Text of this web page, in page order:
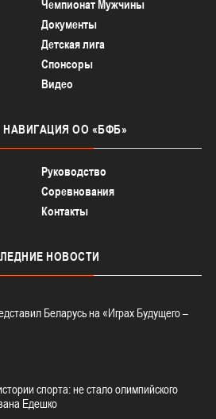
Чемпионат Мужчины
Документы
Детская лига
Спонсоры
Видео
НАВИГАЦИЯ ОО «БФБ»
Руководство
Соревнования
Контакты
НОВОСТИ
Беларусь на «Играх Будущего –
спорта: не стало олимпийского
Едешко